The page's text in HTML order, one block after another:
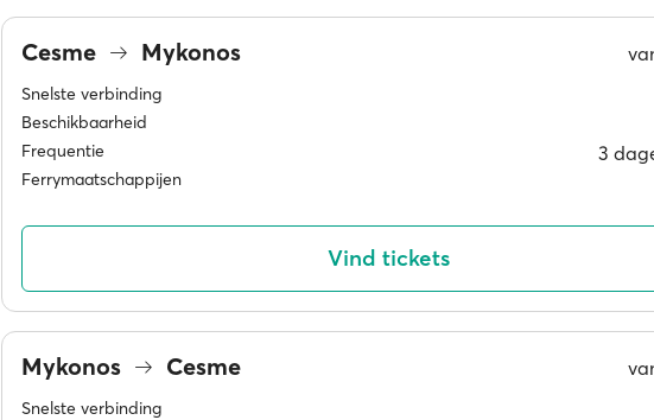
Cesme Mykonos
Snelste verbinding
Beschikbaarheid
Frequentie 3
Ferrymaatschappijen
Vind tickets
Mykonos Cesme
Snelste verbinding